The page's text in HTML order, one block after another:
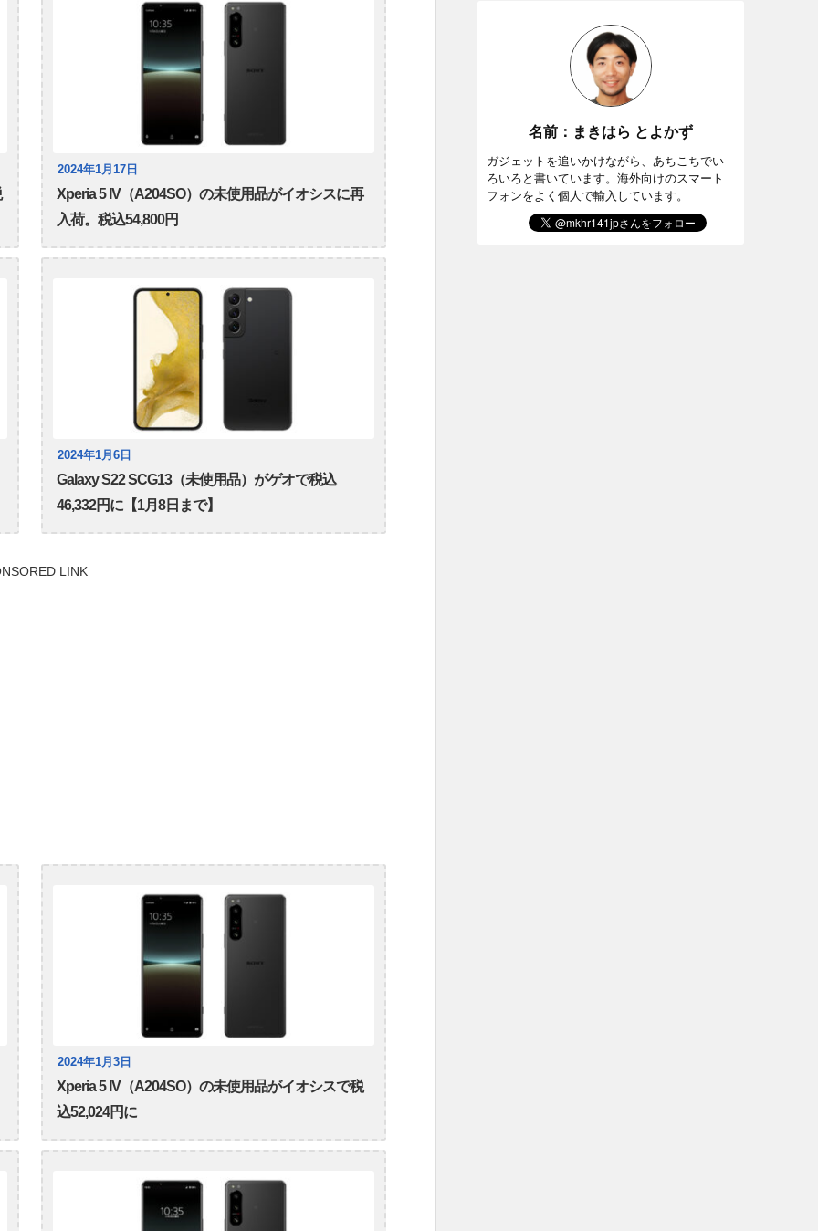
2024年1月17日
Xperia 5 IV（A204SO）の未使用品がイオシスに再
入荷。税込54,800円
2024年1月6日
Galaxy S22 SCG13（未使用品）がゲオで税込
46,332円に【1月8日まで】
LINK
2024年1月3日
Xperia 5 IV（A204SO）の未使用品がイオシスで税
込52,024円に
名前：まきはら とよかず
ガジェットを追いかけながら、あちこちでい
ろいろと書いています。海外向けのスマート
フォンをよく個人で輸入しています。